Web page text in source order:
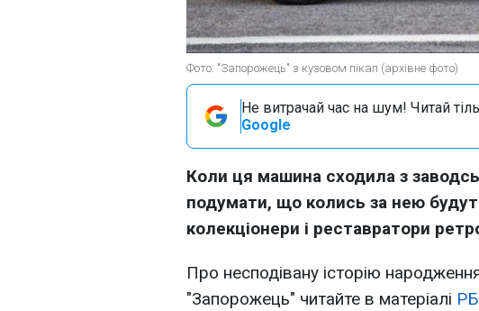
Фото: "Запорожець" з кузовом пікап (архівне фото)
Не витрачай час на шум! Читай
Google
Коли ця машина сходила з
подумати, що колись за нею
колекціонери і реставратори
Про несподівану історію
"Запорожець" читайте в матеріалі